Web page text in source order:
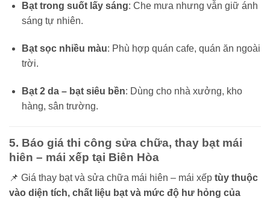
Bạt trong suốt lấy sáng: Che mưa nhưng vẫn giữ ánh
sáng tự nhiên.
Bạt sọc nhiều màu: Phù hợp quán cafe, quán ăn ngoài
trời.
Bạt 2 da – bạt siêu bền: Dùng cho nhà xưởng, kho
hàng, sân trường.
5. Báo giá thi công sửa chữa, thay bạt mái
hiên – mái xếp tại Biên Hòa
📌 Giá thay bạt và sửa chữa mái hiên – mái xếp tùy thuộc
vào diện tích, chất liệu bạt và mức độ hư hỏng của